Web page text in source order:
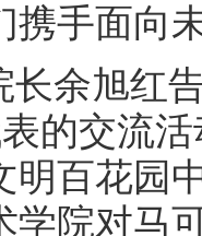
携手面向
余旭红
表的交流
明百花园
学院对马